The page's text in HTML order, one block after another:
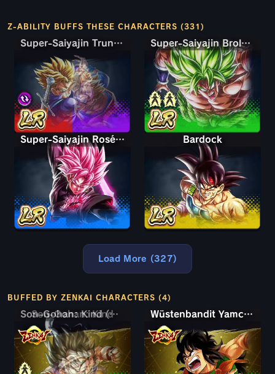
Z-ABILITY BUFFS THESE CHARACTERS (331)
Super-Saiyajin Trunks: Erwachsen & Son-Gohan
Super-Saiyajin Trunks: Erwachsen & Son-Gohan Super-Saiyajin Broly: Volle Kraft
Super-Saiyajin Rosé: Ultra-Superschurke Goku Black Bardock
Load More (327)
BUFFED BY ZENKAI CHARACTERS (4)
Son-Gohan: Kind (Unterst.: Piccolo)
Son-Gohan: Kind Wüstenbandit Yamchu